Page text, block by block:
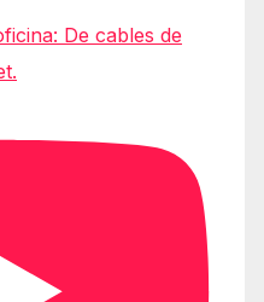
De cables de